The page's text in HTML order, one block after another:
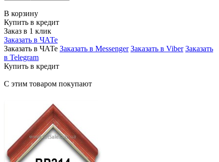
В корзину
Купить в кредит
Заказ в 1 клик
Заказать в ЧАТе
Заказать в ЧАТе Заказать в Messenger Заказать в Viber Заказать
в Telegram
Купить в кредит
С этим товаром покупают